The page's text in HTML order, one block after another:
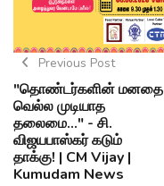
Previous Post
"தொண்டர்களின் மனதை
வெல்ல முடியாத
தலைமை..." - சி.
விஜயபாஸ்கர் கடும்
தாக்கு! | CM Vijay |
Kumudam News